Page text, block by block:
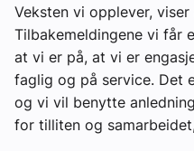
Veksten vi opplever,
Tilbakemeldingene vi får
at vi er på, at vi er
faglig og på service. Det
og vi vil benytte
for tilliten og